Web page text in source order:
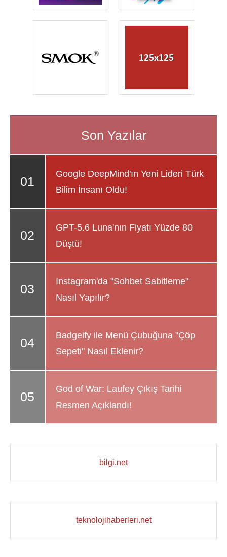
Google DeepMind'ın Yeni Lideri Türk
Bilim İnsanı Oldu!
GPT-5.6 Luna'nın Fiyatı Yüzde 80
Düştü!
Instagram'da "Sohbet Sabitleme"
Nasıl Yapılır?
Badgeify ile Menü Çubuğuna "Çöp
Sepeti" Nasıl Eklenir?
God of War: Laufey Çıkış Tarihi
Resmen Açıklandı!
bilgi.net
teknolojihaberleri.net